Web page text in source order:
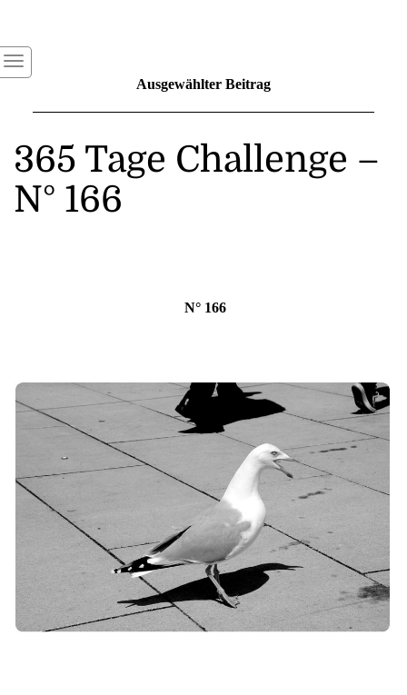
Ausgewählter Beitrag
365 Tage Challenge –
N° 166
N° 166